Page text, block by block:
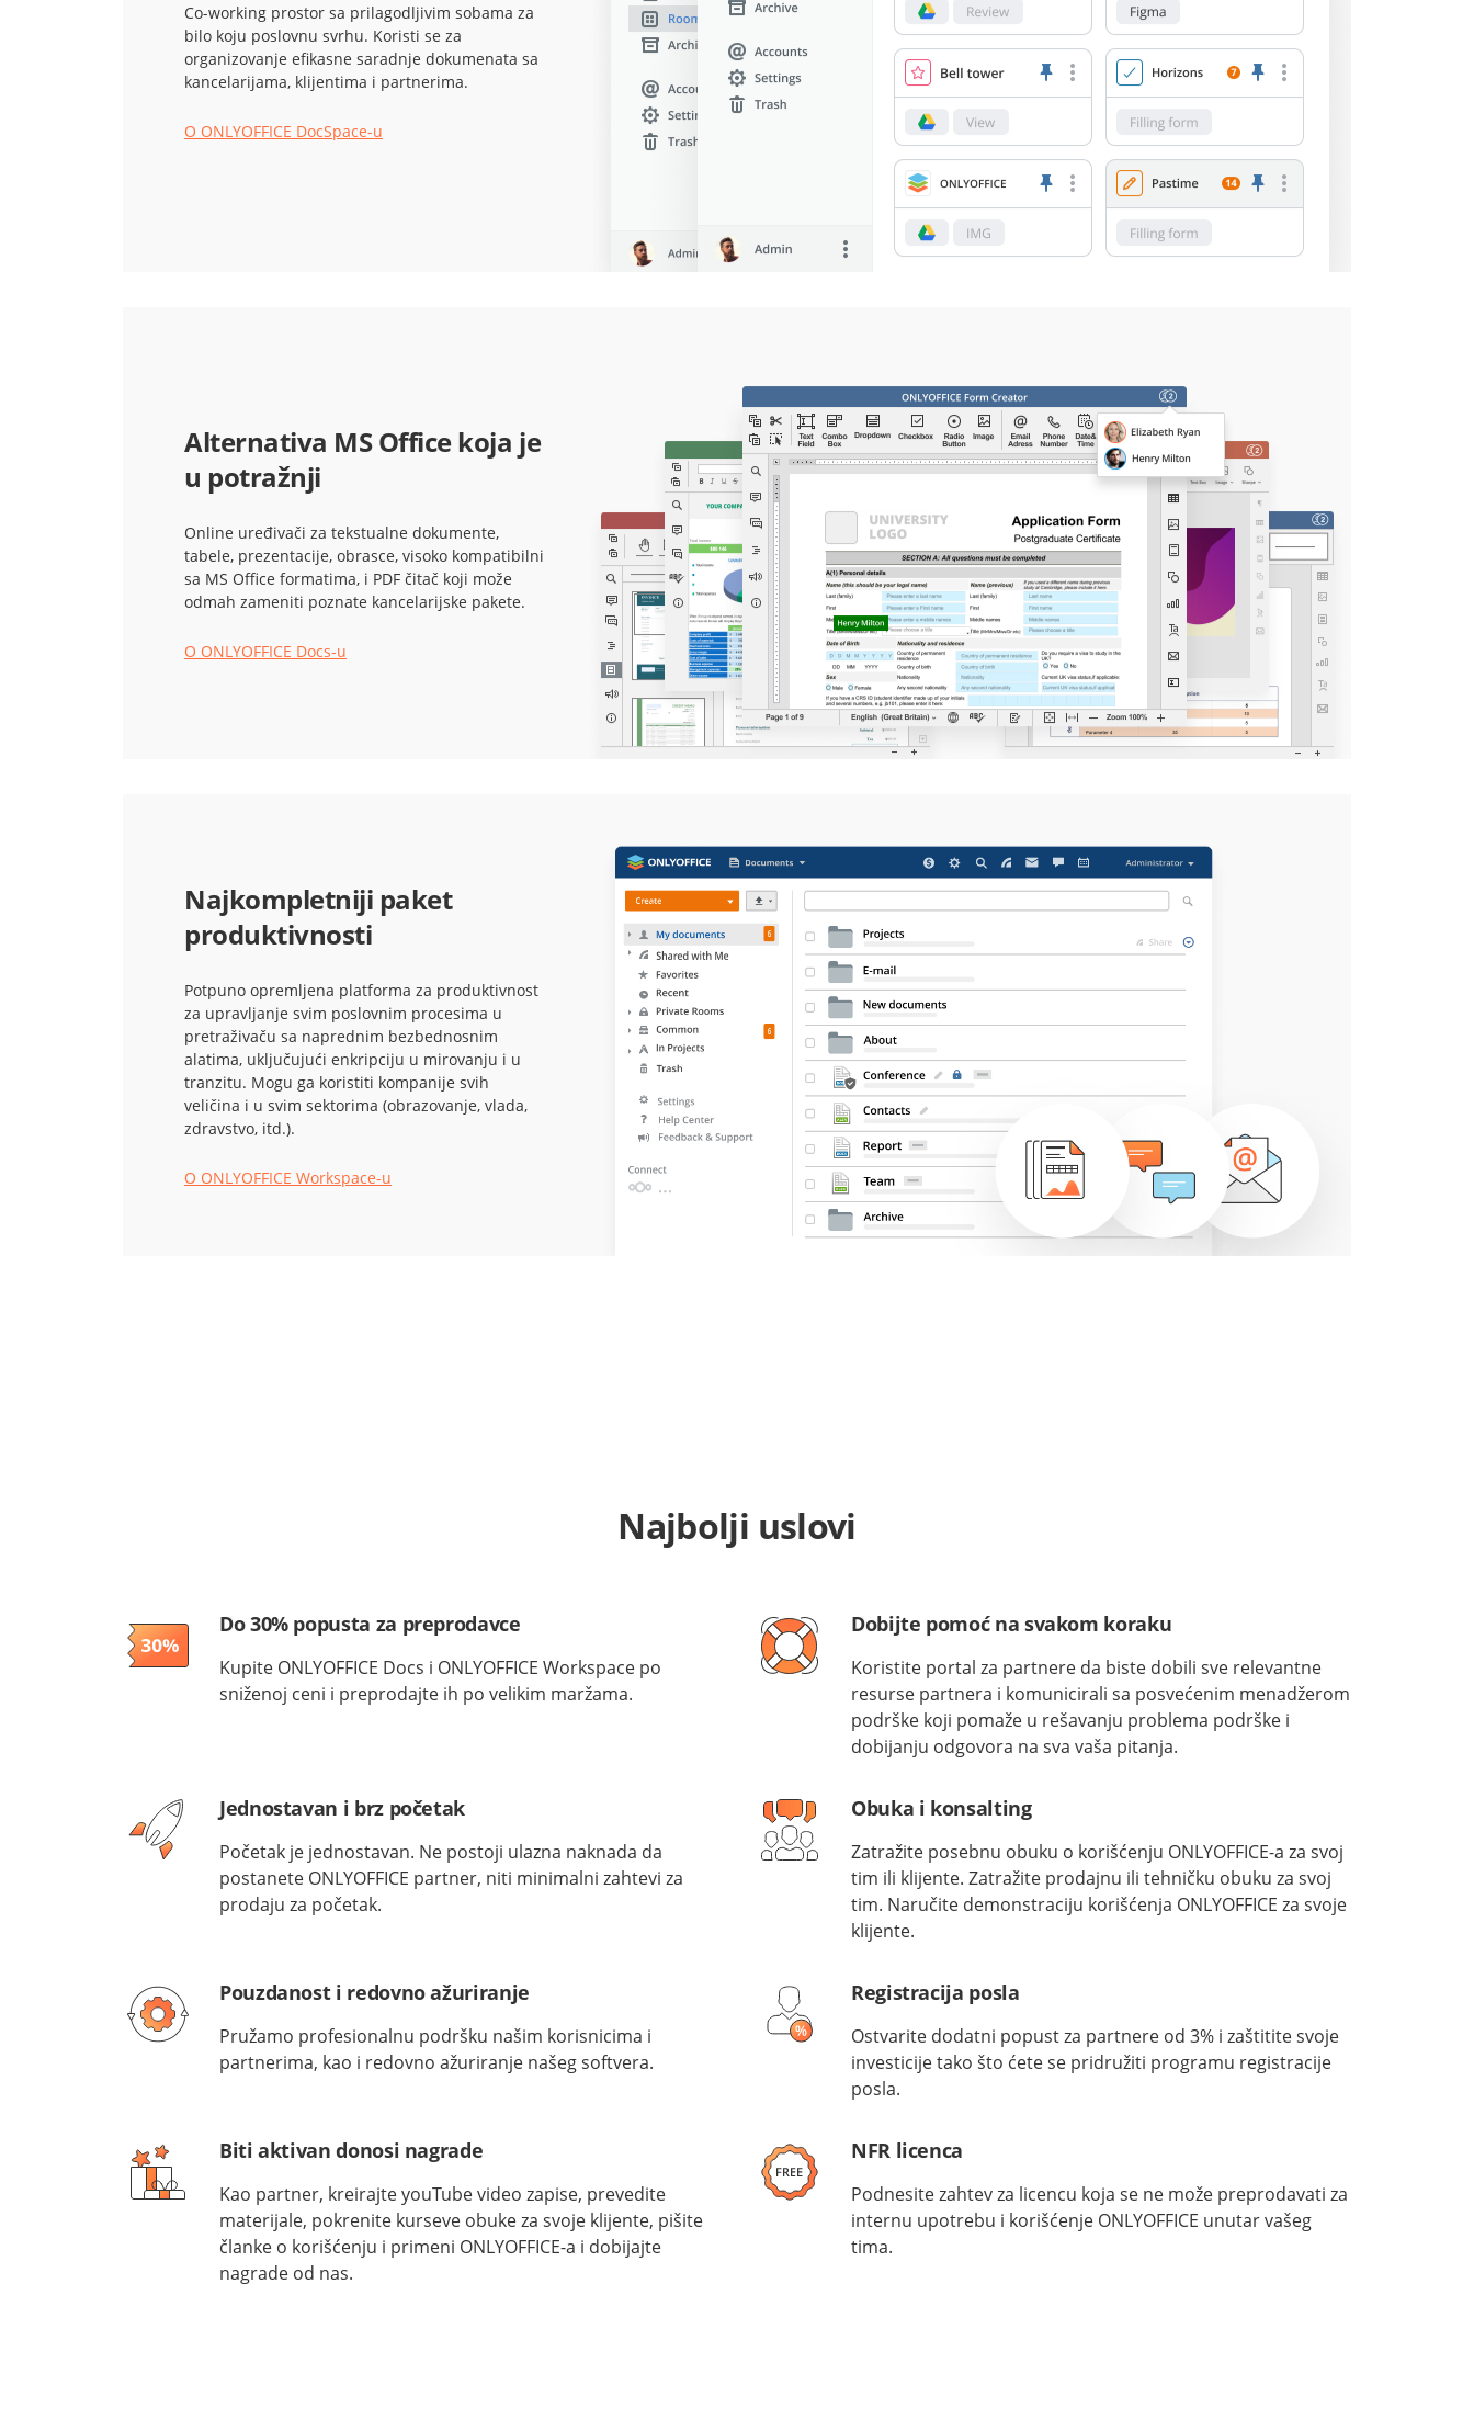
Co-working prostor sa prilagodljivim sobama za
bilo koju poslovnu svrhu. Koristi se za
organizovanje efikasne saradnje dokumenata sa
kancelarijama, klijentima i partnerima.
O ONLYOFFICE DocSpace-u
Alternativa MS Office koja je
u potražnji
Online uređivači za tekstualne dokumente,
tabele, prezentacije, obrasce, visoko kompatibilni
sa MS Office formatima, i PDF čitač koji može
odmah zameniti poznate kancelarijske pakete.
O ONLYOFFICE Docs-u
Najkompletniji paket
produktivnosti
Potpuno opremljena platforma za produktivnost
za upravljanje svim poslovnim procesima u
pretraživaču sa naprednim bezbednosnim
alatima, uključujući enkripciju u mirovanju i u
tranzitu. Mogu ga koristiti kompanije svih
veličina i u svim sektorima (obrazovanje, vlada,
zdravstvo, itd.).
O ONLYOFFICE Workspace-u
Najbolji uslovi
Do 30% popusta za preprodavce
Kupite ONLYOFFICE Docs i ONLYOFFICE Workspace po
sniženoj ceni i preprodajte ih po velikim maržama.
Dobijte pomoć na svakom koraku
Koristite portal za partnere da biste dobili sve relevantne
resurse partnera i komunicirali sa posvećenim menadžerom
podrške koji pomaže u rešavanju problema podrške i
dobijanju odgovora na sva vaša pitanja.
Jednostavan i brz početak
Početak je jednostavan. Ne postoji ulazna naknada da
postanete ONLYOFFICE partner, niti minimalni zahtevi za
prodaju za početak.
Obuka i konsalting
Zatražite posebnu obuku o korišćenju ONLYOFFICE-a za svoj
tim ili klijente. Zatražite prodajnu ili tehničku obuku za svoj
tim. Naručite demonstraciju korišćenja ONLYOFFICE za svoje
klijente.
Pouzdanost i redovno ažuriranje
Pružamo profesionalnu podršku našim korisnicima i
partnerima, kao i redovno ažuriranje našeg softvera.
Registracija posla
Ostvarite dodatni popust za partnere od 3% i zaštitite svoje
investicije tako što ćete se pridružiti programu registracije
posla.
Biti aktivan donosi nagrade
Kao partner, kreirajte youTube video zapise, prevedite
materijale, pokrenite kurseve obuke za svoje klijente, pišite
članke o korišćenju i primeni ONLYOFFICE-a i dobijajte
nagrade od nas.
NFR licenca
Podnesite zahtev za licencu koja se ne može preprodavati za
internu upotrebu i korišćenje ONLYOFFICE unutar vašeg
tima.